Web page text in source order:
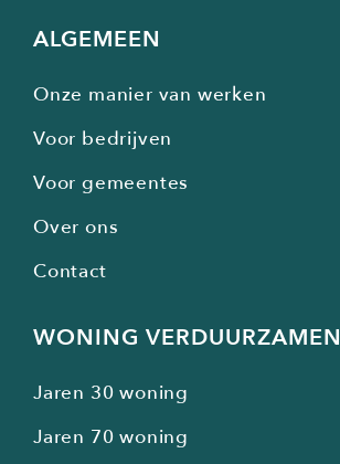
ALGEMEEN
Onze manier van werken
Voor bedrijven
Voor gemeentes
Over ons
Contact
WONING VERDUURZAMEN
Jaren 30 woning
Jaren 70 woning